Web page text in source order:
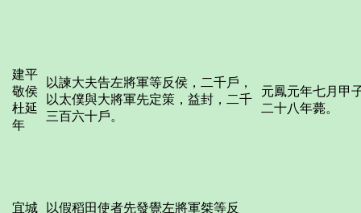
建平
敬侯
杜延
年
以諫大夫告左將軍等反侯，二千戶，
以太僕與大將軍先定策，益封，二千
三百六十戶。
元鳳元年七月甲
二十八年薨。
宜城
以假稻田使者先發覺左將軍桀等反